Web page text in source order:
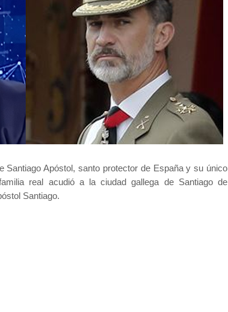
Santiago Apóstol, santo protector de España y su único
real acudió a la ciudad gallega de Santiago de
Santiago.